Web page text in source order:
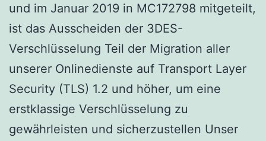
und im Januar 2019 in MC172798 mitgeteilt,
ist das Ausscheiden der 3DES-
Verschlüsselung Teil der Migration aller
unserer Onlinedienste auf Transport Layer
Security (TLS) 1.2 und höher, um eine
erstklassige Verschlüsselung zu
gewährleisten und sicherzustellen Unser